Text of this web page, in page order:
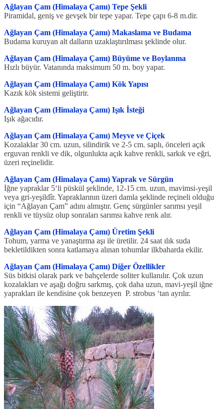
Ağlayan Çam (Himalaya Çamı) Tepe Şekli
Piramidal, geniş ve gevşek bir tepe yapar. Tepe çapı 6-8 m.dir.
Ağlayan Çam (Himalaya Çamı) Makaslama ve Budama
Budama kuruyan alt dalların uzaklaştırılması şeklinde olur.
Ağlayan Çam (Himalaya Çamı) Büyüme ve Boylanma
Hızlı büyür. Vatanında maksimum 50 m. boy yapar.
Ağlayan Çam (Himalaya Çamı) Kök Yapısı
Kazık kök sistemi geliştirir.
Ağlayan Çam (Himalaya Çamı) Işık İsteği
Işık ağacıdır.
Ağlayan Çam (Himalaya Çamı) Meyve ve Çiçek
Kozalaklar 30 cm. uzun, silindirik ve 2-5 cm. saplı, önceleri açık
erguvan renkli ve dik, olgunlukta açık kahve renkli, sarkık ve eğri,
üzeri reçinelidir.
Ağlayan Çam (Himalaya Çamı) Yaprak ve Sürgün
İğne yapraklar 5‘li püskül şeklinde, 12-15 cm. uzun, mavimsi-yeşil
veya gri-yeşildîr. Yapraklarının üzeri damla şeklinde reçineli olduğu
için “Ağlayan Çam” adını almıştır. Genç sürgünler sarımsı yeşil
renkli ve tüysüz olup sonraları sarımsı kahve renk alır.
Ağlayan Çam (Himalaya Çamı) Üretim Şekli
Tohum, yarma ve yanaştırma aşı ile üretilir. 24 saat ılık suda
bekletildikten sonra katlamaya alınan tohumlar ilkbaharda ekilir.
Ağlayan Çam (Himalaya Çamı) Diğer Özellikler
Süs bitkisi olarak park ve bahçelerde soliter kullanılır. Çok uzun
kozalakları ve aşağı doğru sarkmış, çok daha uzun, mavi-yeşil iğne
yaprakları ile kendisine çok benzeyen P. strobus ‘tan ayrılır.